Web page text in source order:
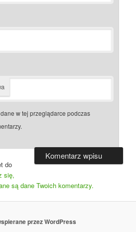
w tej przeglądarce podczas
do
się,
są dane Twoich komentarzy.
przez WordPress